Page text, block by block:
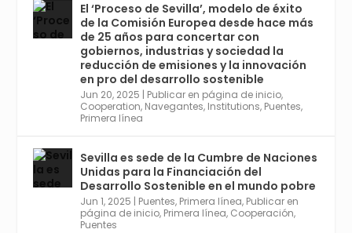
Avata
r
Sevilla World @worldsevilla ·
21 May 2024
Conoce a @mvbim, la empresa sevillana
que ha sido pionera en España en el uso de
la tecnología BIM para digitalizar e
industrializar la arquitectura y la
construcción. Ver su dimensión
internacional en el reportaje de
@juanluispavon1 en @elCorreoWeb :
https://tinyurl.com/yfa2h55p
2 6 Twitter
El ‘Proceso de Sevilla’, modelo de éxito
de la Comisión Europea desde hace más
de 25 años para concertar con
gobiernos, industrias y sociedad la
reducción de emisiones y la innovación
en pro del desarrollo sostenible
Jun 20, 2025 | Publicar en página de inicio,
Cooperation, Navegantes, Institutions, Puentes,
Primera línea
Sevilla es sede de la Cumbre de Naciones
Unidas para la Financiación del
Desarrollo Sostenible en el mundo pobre
Jun 1, 2025 | Puentes, Primera línea, Publicar en
página de inicio, Primera línea, Cooperación,
Puentes